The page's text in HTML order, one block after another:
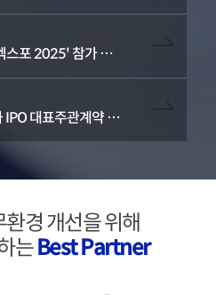
스포 2025' 참가 및
IPO 대표주관계약 체
경 개선을 위해
는Best Partner